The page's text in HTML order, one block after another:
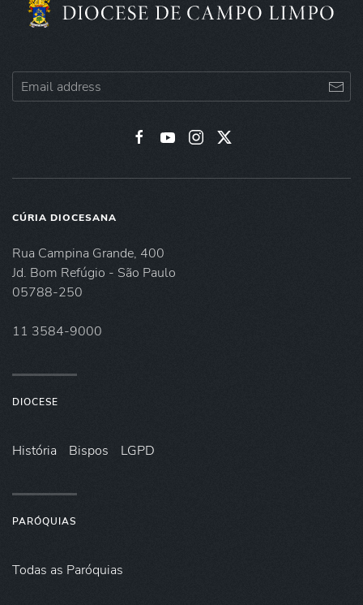
CÚRIA DIOCESANA
Rua Campina Grande, 400
Jd. Bom Refúgio - São Paulo
05788-250
11 3584-9000
DIOCESE
História Bispos LGPD
PARÓQUIAS
Todas as Paróquias